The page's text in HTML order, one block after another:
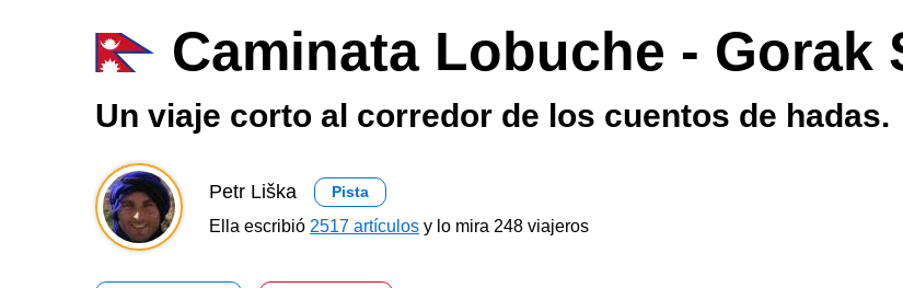
Caminata Lobuche - Gorak
Un viaje corto al corredor de los cuentos de hadas.
Petr Liška Pista
Ella escribió 2517 artículos y lo mira 248 viajeros